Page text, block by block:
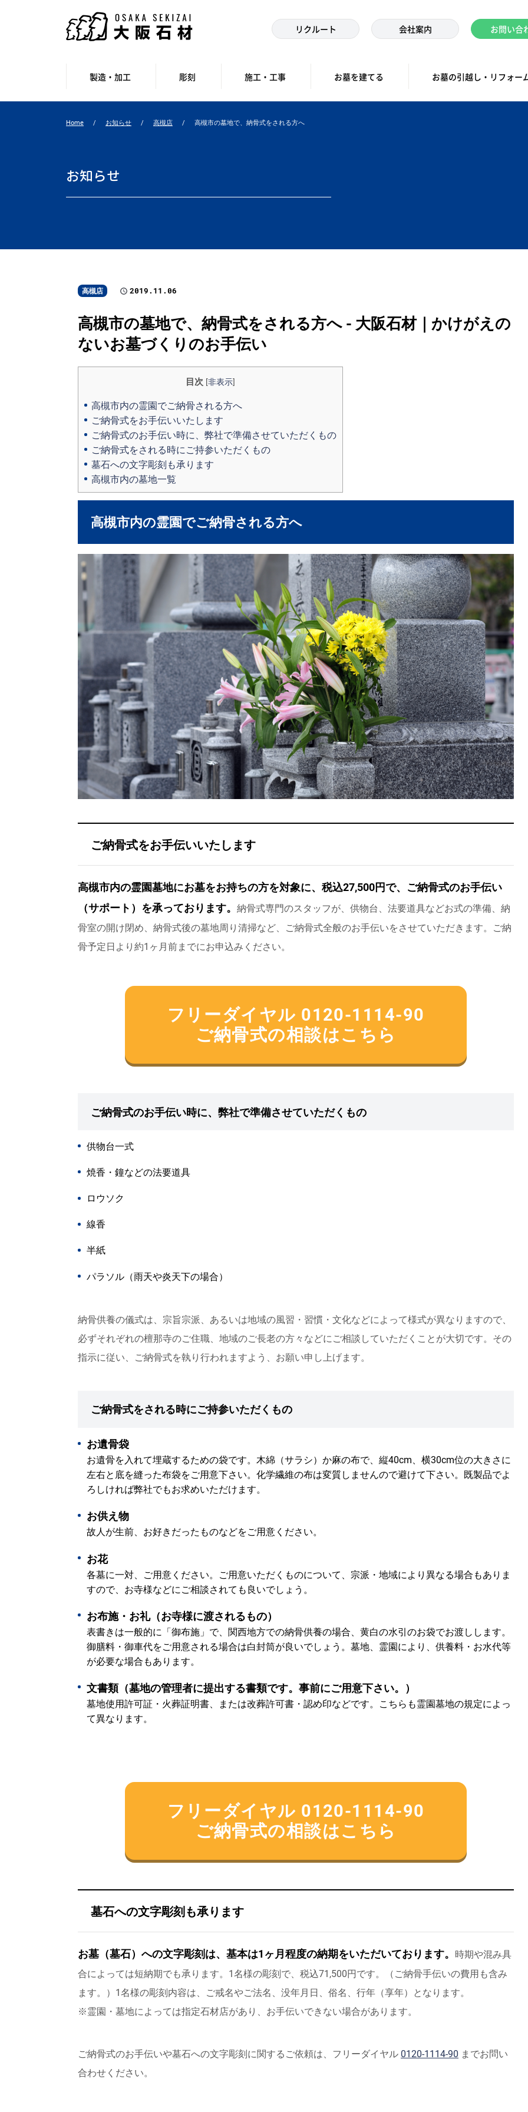
リクルート 会社案内 お問い合
製造・加工 彫刻 施工・工事 お墓を建てる お墓の引越し・リフォー
Home お知らせ 高槻店 高槻市の墓地で、納骨式をされる方へ
お知らせ
高槻店 2019.11.06
高槻市の墓地で、納骨式をされる方へ - 大阪石材｜かけがえの
ないお墓づくりのお手伝い
目次 [非表示]
高槻市内の霊園でご納骨される方へ
ご納骨式をお手伝いいたします
ご納骨式のお手伝い時に、弊社で準備させていただくもの
ご納骨式をされる時にご持参いただくもの
墓石への文字彫刻も承ります
高槻市内の墓地一覧
高槻市内の霊園でご納骨される方へ
ご納骨式をお手伝いいたします
高槻市内の霊園墓地にお墓をお持ちの方を対象に、税込27,500円で、ご納骨式のお手伝い
（サポート）を承っております。 納骨式専門のスタッフが、供物台、法要道具などお式の準備、納
骨室の開け閉め、納骨式後の墓地周り清掃など、ご納骨式全般のお手伝いをさせていただきます。ご納
骨予定日より約1ヶ月前までにお申込みください。
フリーダイヤル 0120-1114-90
ご納骨式の相談はこちら
ご納骨式のお手伝い時に、弊社で準備させていただくもの
供物台一式
焼香・鐘などの法要道具
ロウソク
線香
半紙
パラソル（雨天や炎天下の場合）
納骨供養の儀式は、宗旨宗派、あるいは地域の風習・習慣・文化などによって様式が異なりますので、
必ずそれぞれの檀那寺のご住職、地域のご長老の方々などにご相談していただくことが大切です。その
指示に従い、ご納骨式を執り行われますよう、お願い申し上げます。
ご納骨式をされる時にご持参いただくもの
お遺骨袋
お遺骨を入れて埋蔵するための袋です。木綿（サラシ）か麻の布で、縦40cm、横30cm位の大きさに
左右と底を縫った布袋をご用意下さい。化学繊維の布は変質しませんので避けて下さい。既製品でよ
ろしければ弊社でもお求めいただけます。
お供え物
故人が生前、お好きだったものなどをご用意ください。
お花
各墓に一対、ご用意ください。ご用意いただくものについて、宗派・地域により異なる場合もありま
すので、お寺様などにご相談されても良いでしょう。
お布施・お礼（お寺様に渡されるもの）
表書きは一般的に「御布施」で、関西地方での納骨供養の場合、黄白の水引のお袋でお渡しします。
御膳料・御車代をご用意される場合は白封筒が良いでしょう。墓地、霊園により、供養料・お水代等
が必要な場合もあります。
文書類（墓地の管理者に提出する書類です。事前にご用意下さい。）
墓地使用許可証・火葬証明書、または改葬許可書・認め印などです。こちらも霊園墓地の規定によっ
て異なります。
フリーダイヤル 0120-1114-90
ご納骨式の相談はこちら
墓石への文字彫刻も承ります
お墓（墓石）への文字彫刻は、基本は1ヶ月程度の納期をいただいております。 時期や混み具
合によっては短納期でも承ります。1名様の彫刻で、税込71,500円です。（ご納骨手伝いの費用も含み
ます。）1名様の彫刻内容は、ご戒名やご法名、没年月日、俗名、行年（享年）となります。
※霊園・墓地によっては指定石材店があり、お手伝いできない場合があります。
ご納骨式のお手伝いや墓石への文字彫刻に関するご依頼は、フリーダイヤル 0120-1114-90 までお問い
合わせください。